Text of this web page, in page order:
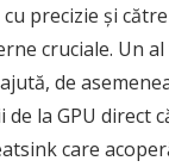
precizie și către
cruciale. Un
de
de la GPU direct
care